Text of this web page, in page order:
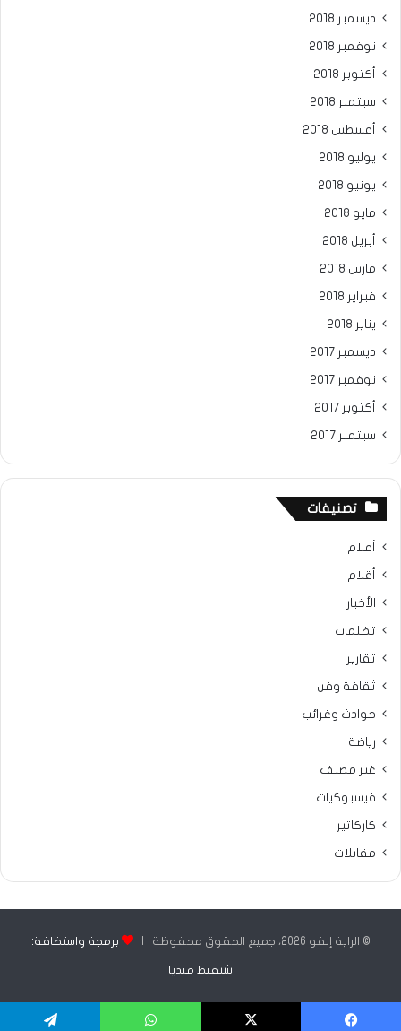
ديسمبر 2018
نوفمبر 2018
أكتوبر 2018
سبتمبر 2018
أغسطس 2018
يوليو 2018
يونيو 2018
مايو 2018
أبريل 2018
مارس 2018
فبراير 2018
يناير 2018
ديسمبر 2017
نوفمبر 2017
أكتوبر 2017
سبتمبر 2017
تصنيفات
أعلام
أقلام
الأخبار
تظلمات
تقارير
ثقافة وفن
حوادث وغرائب
رياضة
غير مصنف
فيسبوكيات
كاركاتير
مقابلات
© الراية إنفو 2026، جميع الحقوق محفوظة | برمجة واستضافة:
شنقيط ميديا